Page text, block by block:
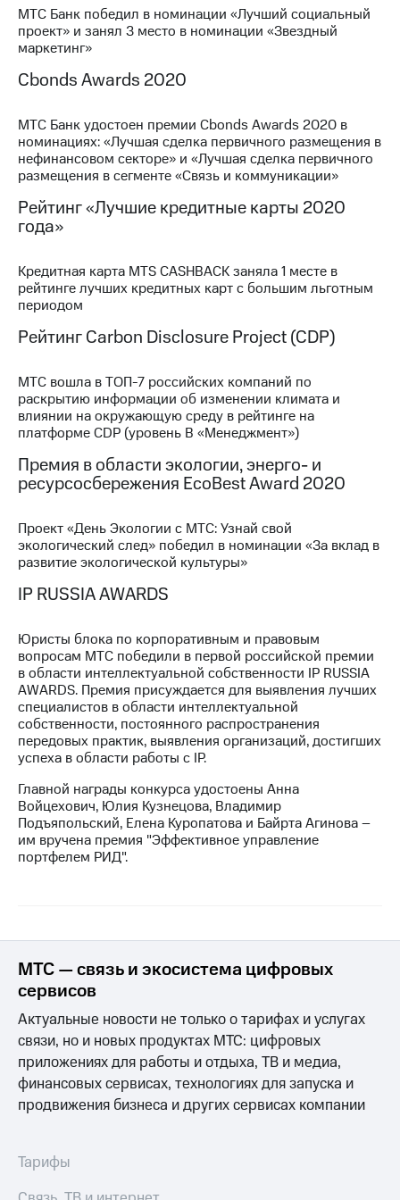
выкупа
акций
Дивиденды
облигаций
Еврооблигации-2023
Уведомление
о
погашении
именных
облигаций
Регистратор
Реквизиты
Контакты
развитие
деловая этика
МТС Банк победил в номинации «Лучший социальный
проект» и занял 3 место в номинации «Звездный
маркетинг»
Cbonds Awards 2020
МТС Банк удостоен премии Cbonds Awards 2020 в
номинациях: «Лучшая сделка первичного размещения в
нефинансовом секторе» и «Лучшая сделка первичного
размещения в сегменте «Связь и коммуникации»
Рейтинг «Лучшие кредитные карты 2020
года»
Кредитная карта МТS CASHBACK заняла 1 месте в
рейтинге лучших кредитных карт с большим льготным
периодом
Рейтинг Carbon Disclosure Project (CDP)
МТС вошла в ТОП-7 российских компаний по
раскрытию информации об изменении климата и
влиянии на окружающую среду в рейтинге на
платформе CDP (уровень В «Менеджмент»)
Премия в области экологии, энерго- и
ресурсосбережения EcoBest Award 2020
Проект «День Экологии с МТС: Узнай свой
экологический след» победил в номинации «За вклад в
развитие экологической культуры»
IP RUSSIA AWARDS
Юристы блока по корпоративным и правовым
вопросам МТС победили в первой российской премии
в области интеллектуальной собственности IP RUSSIA
AWARDS. Премия присуждается для выявления лучших
специалистов в области интеллектуальной
собственности, постоянного распространения
передовых практик, выявления организаций, достигших
успеха в области работы с IP.
Главной награды конкурса удостоены Анна
Войцехович, Юлия Кузнецова, Владимир
Подъяпольский, Елена Куропатова и Байрта Агинова –
им вручена премия "Эффективное управление
портфелем РИД".
МТС — связь и экосистема цифровых
сервисов
Актуальные новости не только о тарифах и услугах
связи, но и новых продуктах МТС: цифровых
приложениях для работы и отдыха, ТВ и медиа,
финансовых сервисах, технологиях для запуска и
продвижения бизнеса и других сервисах компании
Тарифы